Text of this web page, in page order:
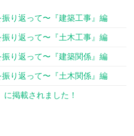
り返って〜『建築工事』編
り返って〜『土木工事』編
り返って〜『建築関係』編
り返って〜『土木関係』編
に掲載されました！